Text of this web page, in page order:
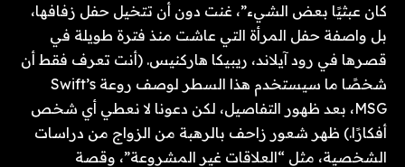
كان عبثيًا بعض الشيء”، غنت دون أن تتخيل حفل زفافها،
بل واصفة حفل المرأة التي عاشت منذ فترة طويلة في
قصرها في رود آيلاند، ريبيكا هاركنيس. (أنت تعرف فقط أن
شخصًا ما سيستخدم هذا السطر لوصف روعة Swift’s
MSG، بعد ظهور التفاصيل، لكن دعونا لا نعطي أي شخص
أفكارًا.) ظهر شعور زاحف بالرهبة من الزواج من دراسات
الشخصية، مثل “العلاقات غير المشروعة”، وقصة